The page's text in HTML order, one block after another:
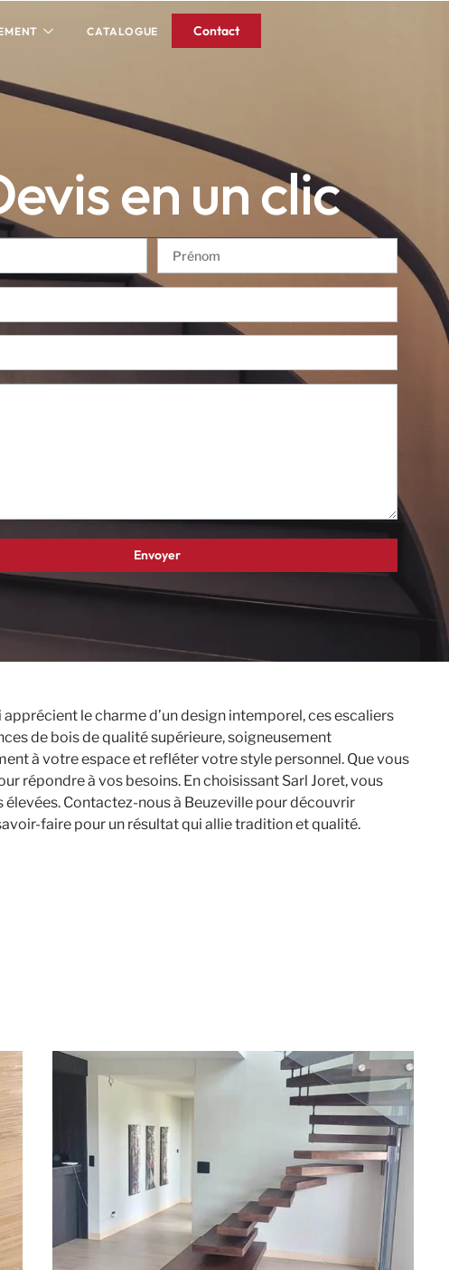
CATALOGUE Contact
en un clic
le charme d’un design intemporel, ces escaliers
de bois de qualité supérieure, soigneusement
à votre espace et refléter votre style personnel. Que vous
répondre à vos besoins. En choisissant Sarl Joret, vous
élevées. Contactez-nous à Beuzeville pour découvrir
faire pour un résultat qui allie tradition et qualité.